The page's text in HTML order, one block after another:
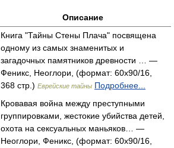
Описание
Книга "Тайны Стены Плача" посвящена
одному из самых знаменитых и
загадочных памятников древности … —
Феникс, Неоглори, (формат: 60x90/16,
368 стр.) Еврейские тайны Подробнее...
Кровавая война между преступными
группировками, жестокие убийства детей,
охота на сексуальных маньяков… —
Неоглори, Феникс, (формат: 60x90/16,